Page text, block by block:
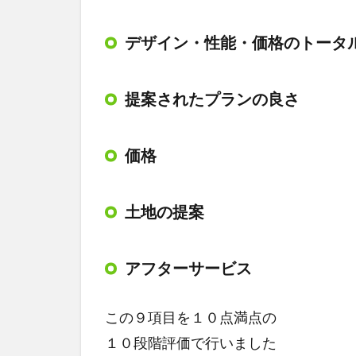
デザイン・性能・価格のトータ
提案されたプランの良さ
価格
土地の提案
アフターサービス
この９項目を１０点満点の
１０段階評価で行いました